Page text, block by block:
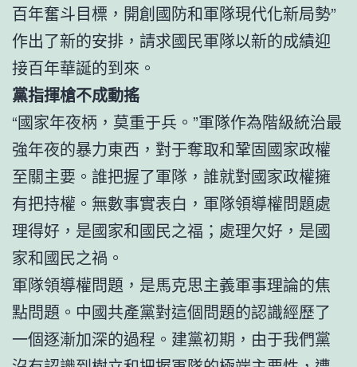
百年奮斗目標，開創國防和軍隊現代化新局勢”
作出了新的安排，請求國民軍隊以新的成績迎
接百年華誕的到來。
黨指揮槍不成動搖
“國家年夜柄，莫重于兵。”軍隊作為階級統治最
強年夜的暴力東西，對于奪取和鞏固國家政權
至關主要。誰把握了軍隊，誰就對國家政權擁
有把持權。無數事實表白，軍隊領導權問題處
理得好，是國家和國民之福；處理欠好，是國
家和國民之禍。
軍隊領導權問題，是馬克思主義軍事理論的焦
點問題。中國共產黨對這個問題的認識經歷了
一個逐漸加深的過程。建黨初期，由于我們黨